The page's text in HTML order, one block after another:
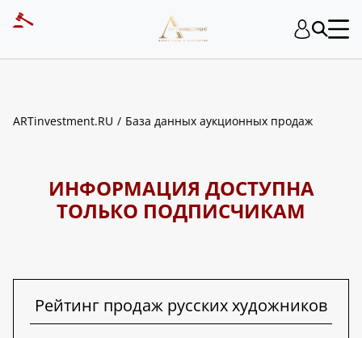
ARTinvestment.RU База данных аукционных продаж
ИНФОРМАЦИЯ ДОСТУПНА
ТОЛЬКО ПОДПИСЧИКАМ
Рейтинг продаж русских художников